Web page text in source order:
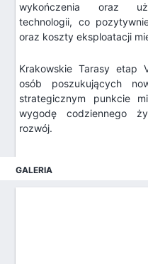
wykończenia oraz
technologii, co
oraz koszty eksploatacji
Krakowskie Tarasy etap
osób poszukujących
strategicznym punkcie
wygodę codziennego
rozwój.
GALERIA